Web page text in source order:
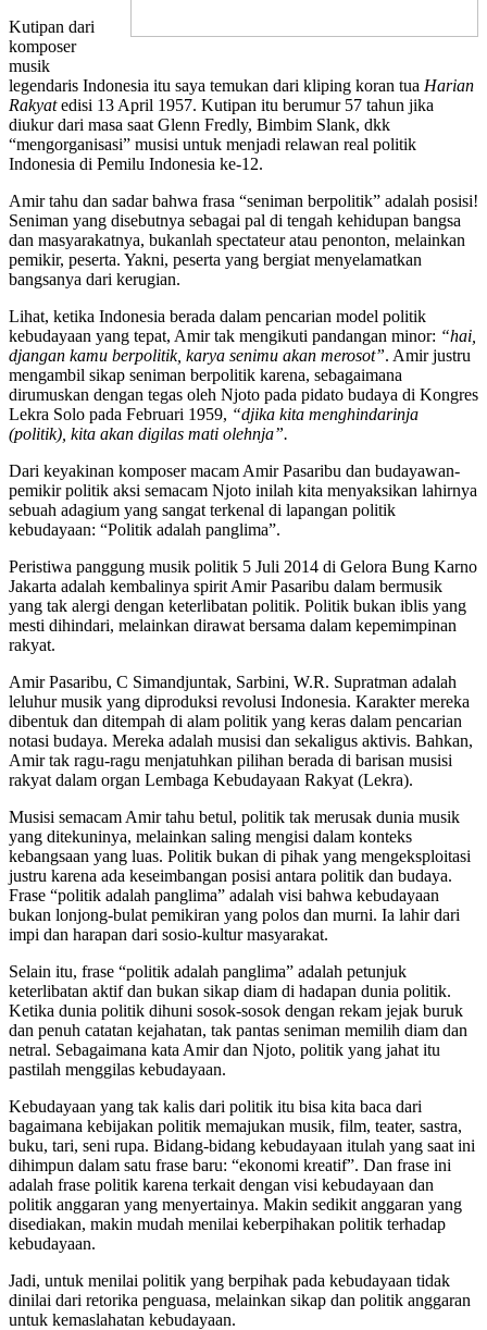
Kutipan dari
komposer
musik
legendaris Indonesia itu saya temukan dari kliping koran tua Harian
Rakyatedisi 13 April 1957. Kutipan itu berumur 57 tahun jika
diukur dari masa saat Glenn Fredly, Bimbim Slank, dkk
“mengorganisasi” musisi untuk menjadi relawan real politik
Indonesia di Pemilu Indonesia ke-12.
Amir tahu dan sadar bahwa frasa “seniman berpolitik” adalah posisi!
Seniman yang disebutnya sebagai pal di tengah kehidupan bangsa
dan masyarakatnya, bukanlah spectateur atau penonton, melainkan
pemikir, peserta. Yakni, peserta yang bergiat menyelamatkan
bangsanya dari kerugian.
Lihat, ketika Indonesia berada dalam pencarian model politik
kebudayaan yang tepat, Amir tak mengikuti pandangan minor: “hai,
djangan kamu berpolitik, karya senimu akan merosot”. Amir justru
mengambil sikap seniman berpolitik karena, sebagaimana
dirumuskan dengan tegas oleh Njoto pada pidato budaya di Kongres
Lekra Solo pada Februari 1959, “djika kita menghindarinja
(politik), kita akan digilas mati olehnja”.
Dari keyakinan komposer macam Amir Pasaribu dan budayawan-
pemikir politik aksi semacam Njoto inilah kita menyaksikan lahirnya
sebuah adagium yang sangat terkenal di lapangan politik
kebudayaan: “Politik adalah panglima”.
Peristiwa panggung musik politik 5 Juli 2014 di Gelora Bung Karno
Jakarta adalah kembalinya spirit Amir Pasaribu dalam bermusik
yang tak alergi dengan keterlibatan politik. Politik bukan iblis yang
mesti dihindari, melainkan dirawat bersama dalam kepemimpinan
rakyat.
Amir Pasaribu, C Simandjuntak, Sarbini, W.R. Supratman adalah
leluhur musik yang diproduksi revolusi Indonesia. Karakter mereka
dibentuk dan ditempah di alam politik yang keras dalam pencarian
notasi budaya. Mereka adalah musisi dan sekaligus aktivis. Bahkan,
Amir tak ragu-ragu menjatuhkan pilihan berada di barisan musisi
rakyat dalam organ Lembaga Kebudayaan Rakyat (Lekra).
Musisi semacam Amir tahu betul, politik tak merusak dunia musik
yang ditekuninya, melainkan saling mengisi dalam konteks
kebangsaan yang luas. Politik bukan di pihak yang mengeksploitasi
justru karena ada keseimbangan posisi antara politik dan budaya.
Frase “politik adalah panglima” adalah visi bahwa kebudayaan
bukan lonjong-bulat pemikiran yang polos dan murni. Ia lahir dari
impi dan harapan dari sosio-kultur masyarakat.
Selain itu, frase “politik adalah panglima” adalah petunjuk
keterlibatan aktif dan bukan sikap diam di hadapan dunia politik.
Ketika dunia politik dihuni sosok-sosok dengan rekam jejak buruk
dan penuh catatan kejahatan, tak pantas seniman memilih diam dan
netral. Sebagaimana kata Amir dan Njoto, politik yang jahat itu
pastilah menggilas kebudayaan.
Kebudayaan yang tak kalis dari politik itu bisa kita baca dari
bagaimana kebijakan politik memajukan musik, film, teater, sastra,
buku, tari, seni rupa. Bidang-bidang kebudayaan itulah yang saat ini
dihimpun dalam satu frase baru: “ekonomi kreatif”. Dan frase ini
adalah frase politik karena terkait dengan visi kebudayaan dan
politik anggaran yang menyertainya. Makin sedikit anggaran yang
disediakan, makin mudah menilai keberpihakan politik terhadap
kebudayaan.
Jadi, untuk menilai politik yang berpihak pada kebudayaan tidak
dinilai dari retorika penguasa, melainkan sikap dan politik anggaran
untuk kemaslahatan kebudayaan.